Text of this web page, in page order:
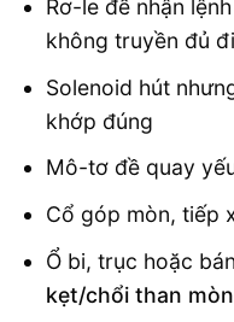
Rơ-le đề nhận
không truyền đủ
Solenoid hút
khớp đúng
Mô-tơ đề quay
Cổ góp mòn, tiếp
Ổ bi, trục hoặc
kẹt/chổi than mòn